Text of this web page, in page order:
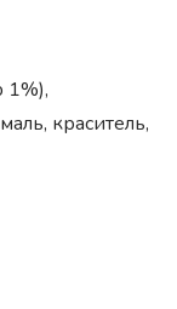
1%),
краситель,